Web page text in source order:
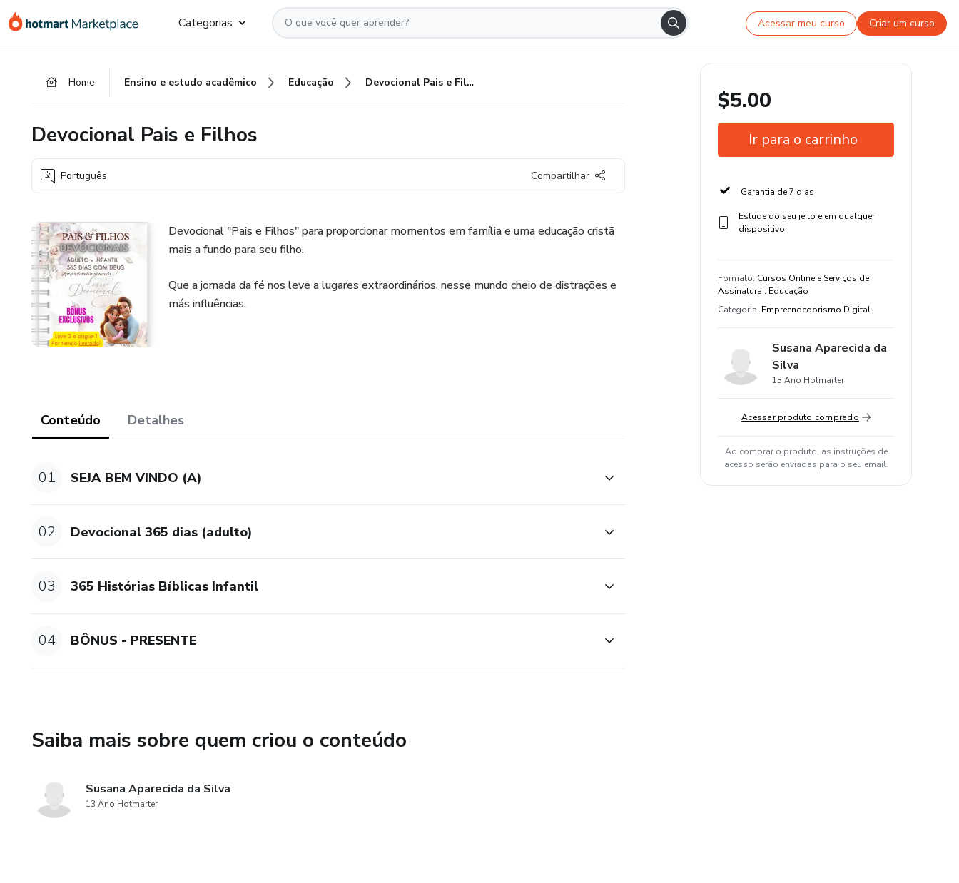
para
para
para
Categorias Acessar meu curso Criar um curso
Home Ensino e estudo acadêmico Educação Devocional Pais e Filhos
Devocional Pais e Filhos
Português Compartilhar
Devocional "Pais e Filhos" para proporcionar momentos em família e uma educação cristã
mais a fundo para seu filho.
Que a jornada da fé nos leve a lugares extraordinários, nesse mundo cheio de distrações e
más influências.
Conteúdo Detalhes
01 SEJA BEM VINDO (A)
02 Devocional 365 dias (adulto)
03 365 Histórias Bíblicas Infantil
04 BÔNUS - PRESENTE
Saiba mais sobre quem criou o conteúdo
Susana Aparecida da Silva
13 Ano Hotmarter
$5.00
Ir para o carrinho
Garantia de 7 dias
Estude do seu jeito e em qualquer
dispositivo
Formato: Cursos Online e Serviços de
Assinatura . Educação
Categoria: Empreendedorismo Digital
Susana Aparecida da
Silva
13 Ano Hotmarter
Acessar produto comprado
Ao comprar o produto, as instruções de
acesso serão enviadas para o seu email.